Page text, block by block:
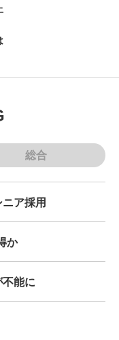
総合
ア採用
か
能に